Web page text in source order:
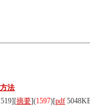
法
摘要](1597)[pdf